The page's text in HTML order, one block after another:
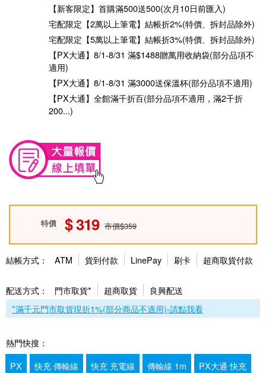
【新客限定】首購滿500送500(次月10日前匯入)
宅配限定【2萬以上筆電】結帳折2%(特價、拆封品除外)
宅配限定【5萬以上筆電】結帳折3%(特價、拆封品除外)
【PX大通】8/1-8/31 滿$1488贈萬用收納袋(部分品項不
適用)
【PX大通】8/1-8/31 滿3000送保溫杯(部分品項不適用)
【PX大通】全館滿千折百(部分品項不適用，滿2千折
200...)
特價 319 市價$359
結帳方式： ATM 貨到付款 LinePay 刷卡 超商取貨付款
配送方式： 門市取貨* 超商取貨
良興配送
*滿千元門市取貨現折1%(部分商品不適用)-請點我看
熱門快搜：
PX
快充 傳輸線 快充 充電線 傳輸線 1m PX大通 快充